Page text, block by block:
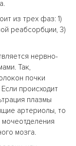
из трех фаз: 1)
реабсорбции, 3)
нервно-
Так,
почки
происходит
плазмы
артериолы, то
мозга.